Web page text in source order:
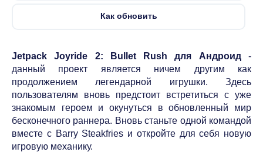
Как обновить
Jetpack Joyride 2: Bullet Rush для Андроид-
данный проект является ничем другим как
продолжением легендарной игрушки. Здесь
пользователям вновь предстоит встретиться с уже
знакомым героем и окунуться в обновленный мир
бесконечного раннера. Вновь станьте одной командой
вместе с Barry Steakfries и откройте для себя новую
игровую механику.